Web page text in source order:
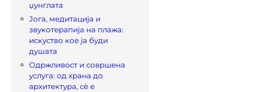
џунглата
Јога, медитација и
звукотерапија на плажа:
искуство кое ја буди
душата
Одржливост и совршена
услуга: од храна до
архитектура, сè е